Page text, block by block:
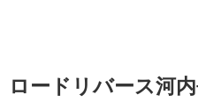
ロードリバース河